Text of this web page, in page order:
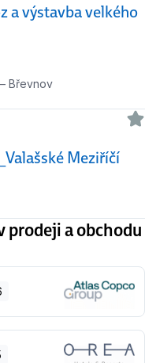
a výstavba velkého
Břevnov
Meziříčí
prodeji a obchodu